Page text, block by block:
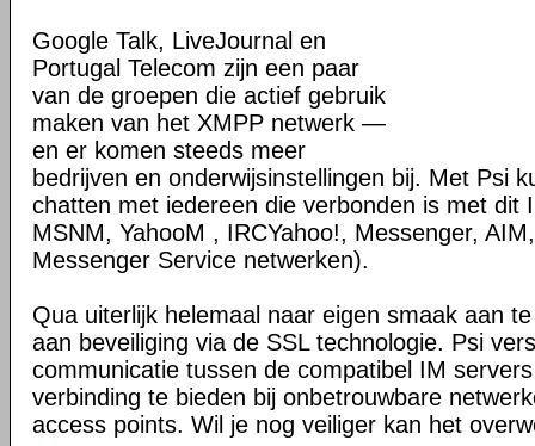
Google Talk, LiveJournal en
Portugal Telecom zijn een paar
van de groepen die actief gebruik
maken van het XMPP netwerk —
en er komen steeds meer
bedrijven en onderwijsinstellingen bij. Met Psi
chatten met iedereen die verbonden is met dit
MSNM, YahooM , IRCYahoo!, Messenger,
Messenger Service netwerken).
Qua uiterlijk helemaal naar eigen smaak aan
aan beveiliging via de SSL technologie. Psi
communicatie tussen de compatibel IM
verbinding te bieden bij onbetrouwbare
access points. Wil je nog veiliger kan het